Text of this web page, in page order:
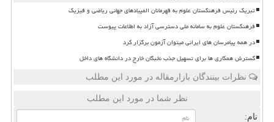
تبریک رئیس فرهنگستان علوم به قهرمانان المپیادهای جهانی ریاضی و فیزیک
فرهنگستان علوم به سامانه ملی دسترسی آزاد به اطلاعات پیوست
در همه پیامرسان های ایرانی میتوان آزمون برگزار کرد
گسترش همکاری ها برای تسهیل جذب نخبگان خارج در دانشگاه های داخل
نظرات بینندگان بازارمقاله در مورد این مطلب
نظر شما در مورد این مطلب
نام: